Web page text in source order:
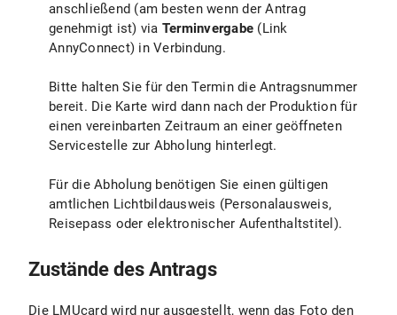
anschließend (am besten wenn der Antrag
genehmigt ist) via Terminvergabe (Link
AnnyConnect) in Verbindung.
Bitte halten Sie für den Termin die Antragsnummer
bereit. Die Karte wird dann nach der Produktion für
einen vereinbarten Zeitraum an einer geöffneten
Servicestelle zur Abholung hinterlegt.
Für die Abholung benötigen Sie einen gültigen
amtlichen Lichtbildausweis (Personalausweis,
Reisepass oder elektronischer Aufenthaltstitel).
Zustände des Antrags
Die LMUcard wird nur ausgestellt, wenn das Foto den